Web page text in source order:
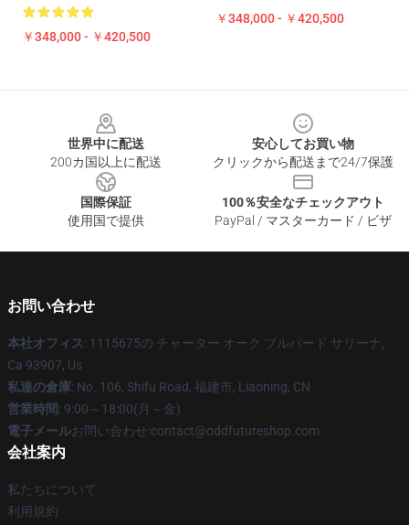
￥348,000 - ￥420,500
￥348,000 - ￥420,500
世界中に配送
200カ国以上に配送
安心してお買い物
クリックから配送まで24/7保護
国際保証
使用国で提供
100％安全なチェックアウト
PayPal / マスターカード / ビザ
お問い合わせ
本社オフィス: 1115675の チャーター オーク ブルバード サリーナ,
Ca 93907, Us
私達の倉庫: No. 106, Shifu Road, 福建市, Liaoning, CN
営業時間: 9:00～18:00(月～金)
電子メールお問い合わせ:contact@oddfutureshop.com
会社案内
私たちについて
利用規約